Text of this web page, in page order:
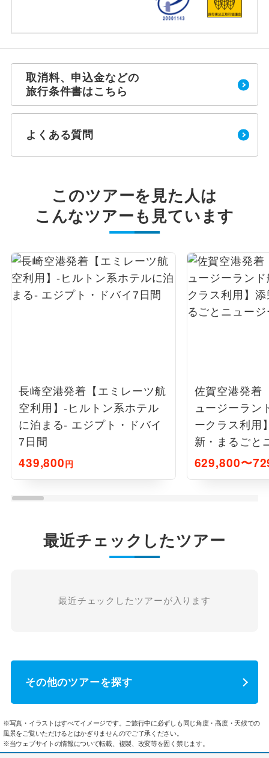
取消料、申込金などの
旅行条件書はこちら
よくある質問
このツアーを見た人は
こんなツアーも見ています
長崎空港発着【エミレーツ航
空利用】-ヒルトン系ホテル
に泊まる- エジプト・ドバイ
7日間
439,800円
佐賀空港発着
ュージーラン
ークラス利用
新・まるごと
ド9日間
629,800〜
最近チェックしたツアー
最近チェックしたツアーが入ります
その他のツアーを探す
※写真・イラストはすべてイメージです。ご旅行中に必ずしも同じ角度・高度・天候での
風景をご覧いただけるとはかぎりませんのでご了承ください。
※当ウェブサイトの情報について転載、複製、改変等を固く禁じます。